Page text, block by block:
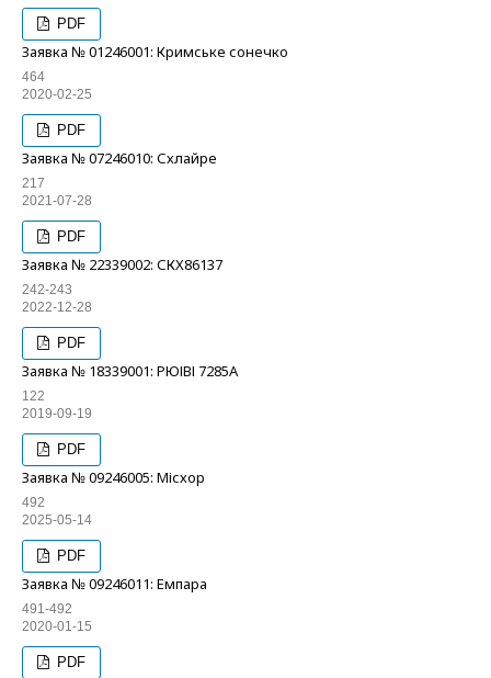
PDF
Заявка № 01246001: Кримське сонечко
464
2020-02-25
PDF
Заявка № 07246010: Схлайре
217
2021-07-28
PDF
Заявка № 22339002: СКХ86137
242-243
2022-12-28
PDF
Заявка № 18339001: РЮІВІ 7285А
122
2019-09-19
PDF
Заявка № 09246005: Місхор
492
2025-05-14
PDF
Заявка № 09246011: Емпара
491-492
2020-01-15
PDF